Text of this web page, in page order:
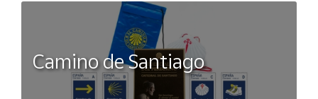
Camino de Santiago